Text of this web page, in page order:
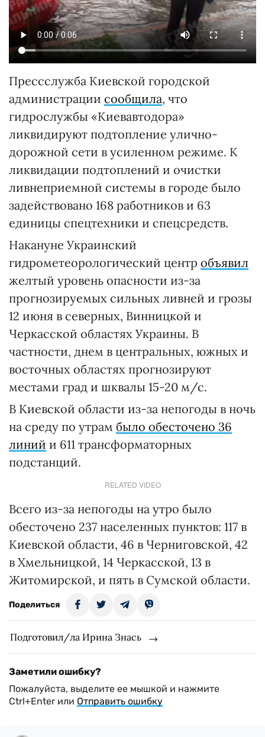
Прессслужба Киевской городской
администрации сообщила, что
гидрослужбы «Киевавтодора»
ликвидируют подтопление улично-
дорожной сети в усиленном режиме. К
ликвидации подтоплений и очистки
ливнеприемной системы в городе было
задействовано 168 работников и 63
единицы спецтехники и спецсредств.
Накануне Украинский
гидрометеорологический центр объявил
желтый уровень опасности из-за
прогнозируемых сильных ливней и грозы
12 июня в северных, Винницкой и
Черкасской областях Украины. В
частности, днем в центральных, южных и
восточных областях прогнозируют
местами град и шквалы 15-20 м/с.
В Киевской области из-за непогоды в ночь
на среду по утрам было обесточено 36
линий и 611 трансформаторных
подстанций.
RELATED VIDEO
Всего из-за непогоды на утро было
обесточено 237 населенных пунктов: 117 в
Киевской области, 46 в Черниговской, 42
в Хмельницкой, 14 Черкасской, 13 в
Житомирской, и пять в Сумской области.
Поделиться
Подготовил/ла Ирина Знась
Заметили ошибку?
Пожалуйста, выделите ее мышкой и нажмите
Ctrl+Enter или Отправить ошибку